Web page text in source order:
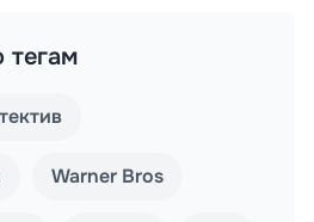
тегам
Warner Bros